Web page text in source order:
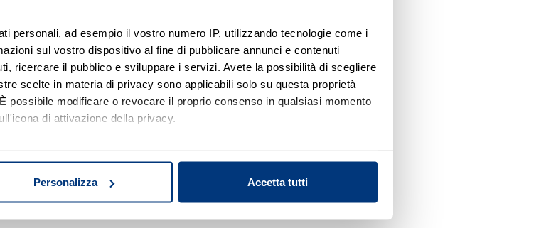
personali, ad esempio il vostro numero IP, utilizzando tecnologie come i
sul vostro dispositivo al fine di pubblicare annunci e contenuti
ricercare il pubblico e sviluppare i servizi. Avete la possibilità di scegliere
scelte in materia di privacy sono applicabili solo su questa proprietà
possibile modificare o revocare il proprio consenso in qualsiasi momento
di attivazione della privacy.
attivamente alla ricerca di caratteristiche specifiche (impronte
Personalizza Accetta tutti
risultato di ricerca
o rimuovere alcuni filtri o
l'area di ricerca.